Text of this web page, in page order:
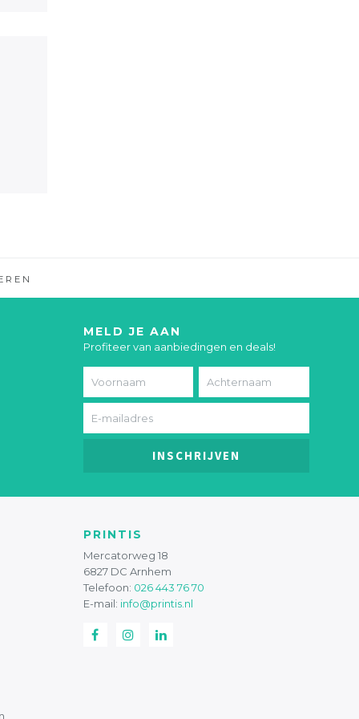
MELD JE AAN
Profiteer van aanbiedingen en deals!
INSCHRIJVEN
PRINTIS
Mercatorweg 18
6827 DC Arnhem
Telefoon: 026 443 76 70
E-mail: info@printis.nl